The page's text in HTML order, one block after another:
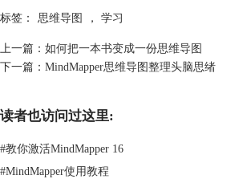
查询需要内容。
标签： 思维导图 ， 学习
上一篇： 如何把一本书变成一份思维导图
下一篇： MindMapper思维导图整理头脑思绪
读者也访问过这里:
#教你激活MindMapper 16
#MindMapper使用教程